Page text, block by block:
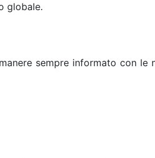
globale.
sempre informato con le